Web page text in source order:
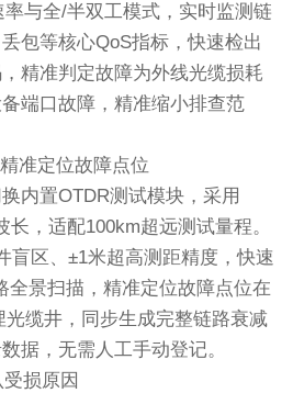
率与全/半双工模式，实时监测链
包等核心QoS指标，快速检出
精准判定故障为外线光缆损耗
端口故障，精准缩小排查范
准定位故障点位
内置OTDR测试模块，采用
长，适配100km超远测试量程。
盲区、±1米超高测距精度，快速
全景扫描，精准定位故障点位在
光缆井，同步生成完整链路衰减
据，无需人工手动登记。
损原因